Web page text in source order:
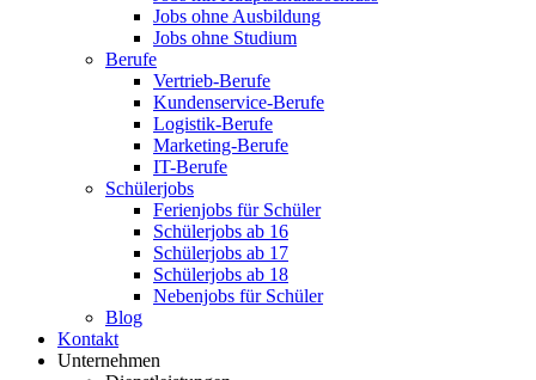
Jobs ohne Ausbildung
Jobs ohne Studium
Berufe
Vertrieb-Berufe
Kundenservice-Berufe
Logistik-Berufe
Marketing-Berufe
IT-Berufe
Schülerjobs
Ferienjobs für Schüler
Schülerjobs ab 16
Schülerjobs ab 17
Schülerjobs ab 18
Nebenjobs für Schüler
Blog
Kontakt
Unternehmen